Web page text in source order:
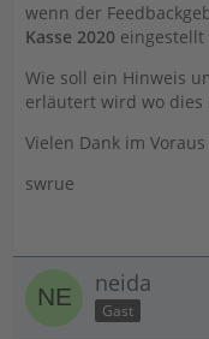
wenn der
Kasse 2020 eingestellt
Wie soll ein Hinweis
erläutert wird wo dies
Vielen Dank im
swrue
neida
Gast